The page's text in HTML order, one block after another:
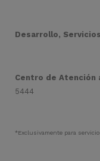
Desarrollo,
Centro de Atención
5444
*Exclusivamente para